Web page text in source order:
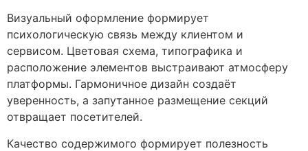
Визуальный оформление формирует
психологическую связь между клиентом и
сервисом. Цветовая схема, типографика и
расположение элементов выстраивают атмосферу
платформы. Гармоничное дизайн создаёт
уверенность, а запутанное размещение секций
отвращает посетителей.
Качество содержимого формирует полезность